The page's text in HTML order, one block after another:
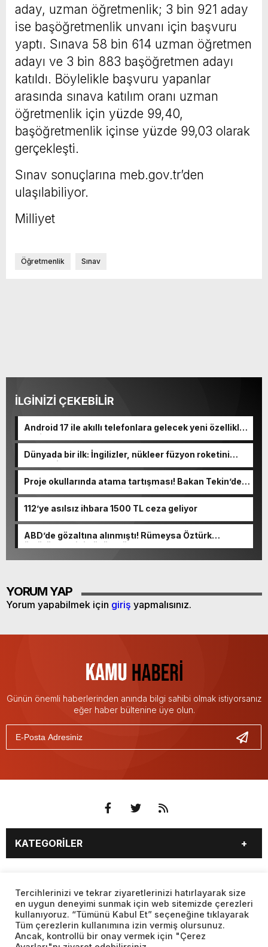
aday, uzman öğretmenlik; 3 bin 921 aday
ise başöğretmenlik unvanı için başvuru
yaptı. Sınava 58 bin 614 uzman öğretmen
adayı ve 3 bin 883 başöğretmen adayı
katıldı. Böylelikle başvuru yapanlar
arasında sınava katılım oranı uzman
öğretmenlik için yüzde 99,40,
başöğretmenlik içinse yüzde 99,03 olarak
gerçekleşti.
Sınav sonuçlarına meb.gov.tr’den
ulaşılabiliyor.
Milliyet
Öğretmenlik Sınav
İLGİNİZİ ÇEKEBİLİR
Android 17 ile akıllı telefonlara gelecek yeni özellikler
belli oldu
Dünyada bir ilk: İngilizler, nükleer füzyon roketini
ateşledi
Proje okullarında atama tartışması! Bakan Tekin’den
“Sıkıntı yaşanmaması için takvimi erken başlattık”
112’ye asılsız ihbara 1500 TL ceza geliyor
ABD’de gözaltına alınmıştı! Rümeysa Öztürk
öldürüleceğini düşünmüş
YORUM YAP
Yorum yapabilmek için giriş yapmalısınız.
Günün önemli haberlerinden anında bilgi sahibi olmak istiyorsanız
eğer haber bültenine üye olun.
KATEGORİLER
EĞİTİM
SAĞLIK
YAŞAM
SPOR
MAGAZİN
KÜLTÜR SANAT
TEKNOLOJİ
DÜNYA
SAYFALAR
BURÇLAR
CANLI BORSA
CANLI SONUÇLAR
CANLI TV
Web sitemizde yer alan haber içerikleri izin alınmadan,
Tercihlerinizi ve tekrar ziyaretlerinizi hatırlayarak size
en uygun deneyimi sunmak için web sitemizde çerezleri
kullanıyoruz. “Tümünü Kabul Et” seçeneğine tıklayarak
Tüm çerezlerin kullanımına izin vermiş olursunuz.
Ancak, kontrollü bir onay vermek için "Çerez